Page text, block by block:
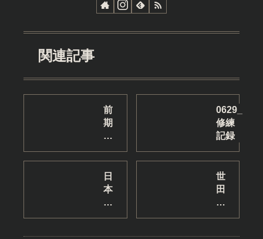
関連記事
前
期
締
習
を
行
0629_
修練
記録
日
本
大
世
田
谷